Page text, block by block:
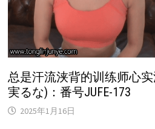
总是汗流浃背的训练师心实
実るな)：番号JUFE-173
2025年1月16日